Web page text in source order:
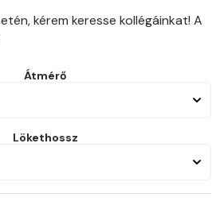
kérem keresse kollégáinkat! A
Átmérő
Lökethossz